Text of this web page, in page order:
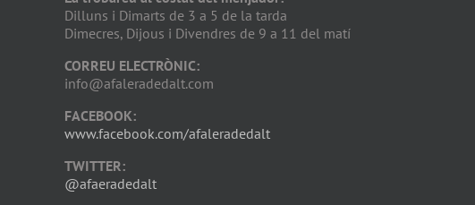
Dilluns i Dimarts de 3 a 5 de la tarda
Dimecres, Dijous i Divendres de 9 a 11 del matí
CORREU ELECTRÒNIC:
info@afaleradedalt.com
FACEBOOK:
www.facebook.com/afaleradedalt
TWITTER:
@afaeradedalt